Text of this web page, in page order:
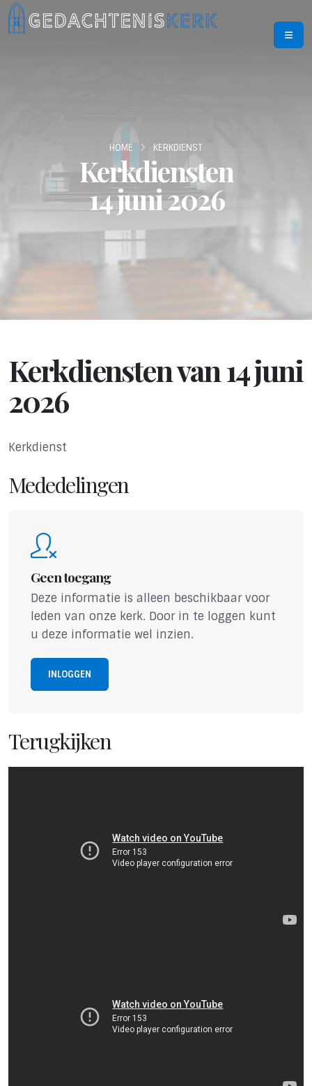
Kerkdiensten
14 juni 2026
HOME KERKDIENST
Kerkdiensten van 14 juni
2026
Kerkdienst
Mededelingen
Geen toegang
Deze informatie is alleen beschikbaar voor
leden van onze kerk. Door in te loggen kunt
u deze informatie wel inzien.
INLOGGEN
Terugkijken